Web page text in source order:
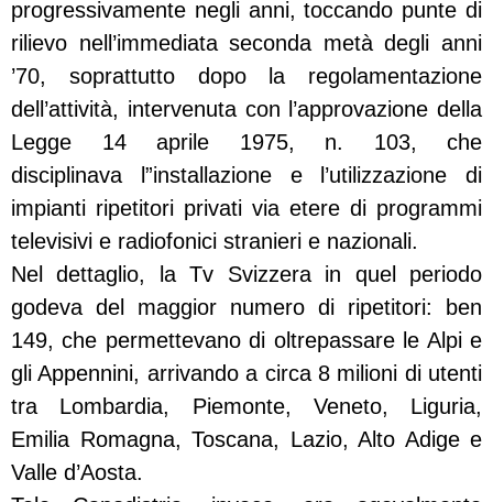
progressivamente negli anni, toccando punte di
rilievo nell’immediata seconda metà degli anni
’70, soprattutto dopo la regolamentazione
dell’attività, intervenuta con l’approvazione della
Legge 14 aprile 1975, n. 103, che
disciplinava l”installazione e l’utilizzazione di
impianti ripetitori privati via etere di programmi
televisivi e radiofonici stranieri e nazionali.
Nel dettaglio, la Tv Svizzera in quel periodo
godeva del maggior numero di ripetitori: ben
149, che permettevano di oltrepassare le Alpi e
gli Appennini, arrivando a circa 8 milioni di utenti
tra Lombardia, Piemonte, Veneto, Liguria,
Emilia Romagna, Toscana, Lazio, Alto Adige e
Valle d’Aosta.